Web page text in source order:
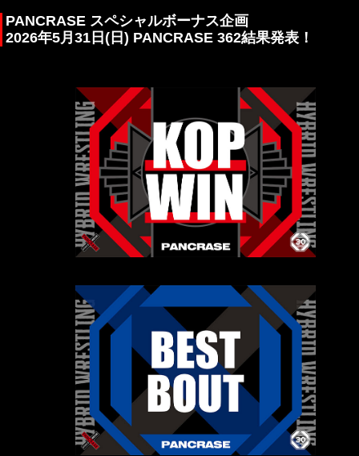
PANCRASE スペシャルボーナス企画
2026年5月31日(日) PANCRASE 362結果発表！